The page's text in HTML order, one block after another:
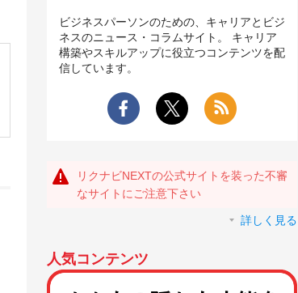
ビジネスパーソンのための、キャリアとビジ
ネスのニュース・コラムサイト。 キャリア
構築やスキルアップに役立つコンテンツを配
信しています。
リクナビNEXTの公式サイトを装った不審
なサイトにご注意下さい
詳しく見る
人気コンテンツ